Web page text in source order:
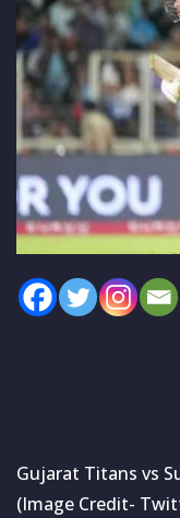
Gujarat Titans vs
(Image Credit-